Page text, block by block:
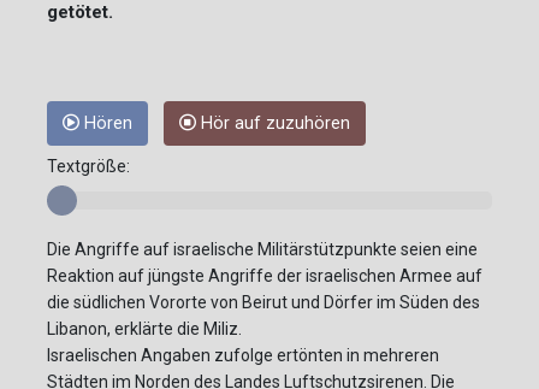
getötet.
Hören Hör auf zuzuhören
Textgröße:
Die Angriffe auf israelische Militärstützpunkte seien eine
Reaktion auf jüngste Angriffe der israelischen Armee auf
die südlichen Vororte von Beirut und Dörfer im Süden des
Libanon, erklärte die Miliz.
Israelischen Angaben zufolge ertönten in mehreren
Städten im Norden des Landes Luftschutzsirenen. Die